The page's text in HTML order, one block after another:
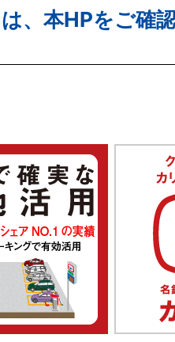
、本HPをご確認